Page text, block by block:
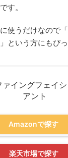
す。
使うだけなので
という方にもぴっ
イングフェイシ
アント
Amazonで探す
楽天市場で探す